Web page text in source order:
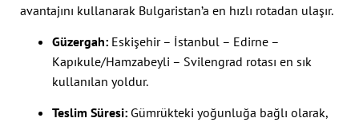
avantajını kullanarak Bulgaristan’a en hızlı rotadan ulaşır.
Güzergah: Eskişehir – İstanbul – Edirne –
Kapıkule/Hamzabeyli – Svilengrad rotası en sık
kullanılan yoldur.
Teslim Süresi: Gümrükteki yoğunluğa bağlı olarak,